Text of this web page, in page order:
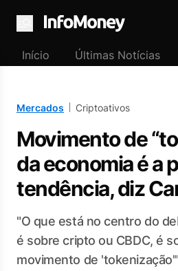
Menu
Início Últimas Notícias
Mercados Criptoativos
Movimento de
da economia é a
tendência, diz
"O que está no centro do
é sobre cripto ou CBDC, é
movimento de